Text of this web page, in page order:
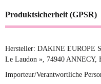
Produktsicherheit (GPSR)
Hersteller: DAKINE EUROPE
Le Laudon », 74940 ANNECY,
Importeur/Verantwortliche